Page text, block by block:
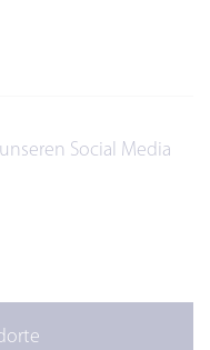
Social Media